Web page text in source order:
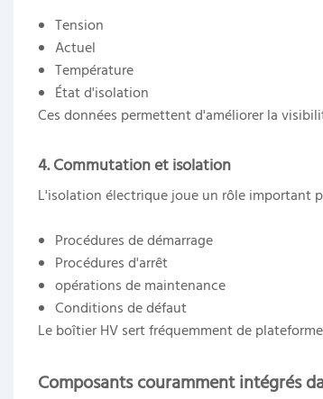
Tension
Actuel
Température
État d'isolation
Ces données permettent d'améliorer la
4. Commutation et isolation
L'isolation électrique joue un rôle important
Procédures de démarrage
Procédures d'arrêt
opérations de maintenance
Conditions de défaut
Le boîtier HV sert fréquemment de
Composants couramment intégrés